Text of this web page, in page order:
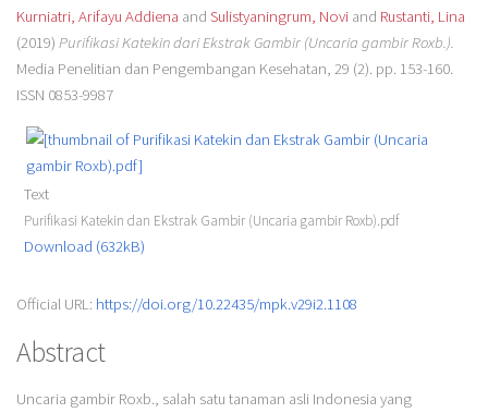
Kurniatri, Arifayu Addiena and Sulistyaningrum, Noviand Rustanti, Lina
(2019) Purifikasi Katekin dari Ekstrak Gambir (Uncaria gambir Roxb.).
Media Penelitian dan Pengembangan Kesehatan, 29 (2). pp. 153-160.
ISSN 0853-9987
Text
Purifikasi Katekin dan Ekstrak Gambir (Uncaria gambir Roxb).pdf
Download (632kB)
Official URL: https://doi.org/10.22435/mpk.v29i2.1108
Abstract
Uncaria gambir Roxb., salah satu tanaman asli Indonesia yang